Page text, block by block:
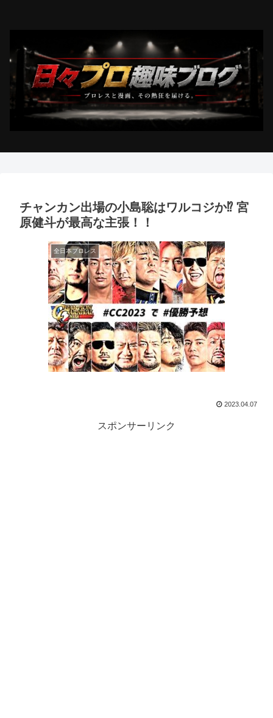
チャンカン出場の小島聡はワルコジか⁉︎ 宮
原健斗が最高な主張！！
全日本プロレス
2023.04.07
スポンサーリンク